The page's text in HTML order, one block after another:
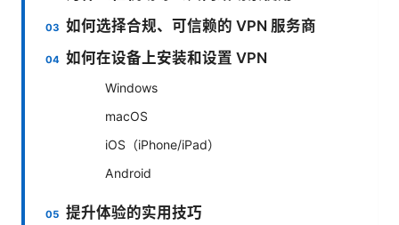
如何选择合规、可信赖的 VPN 服务商
如何在设备上安装和设置 VPN
Windows
macOS
iOS（iPhone/iPad）
Android
提升体验的实用技巧